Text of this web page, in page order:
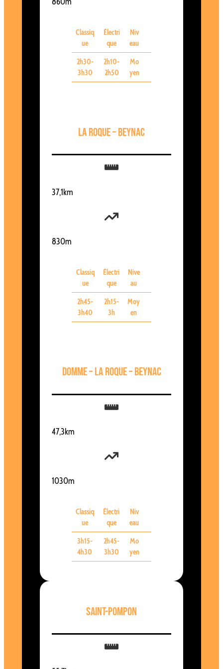
Classiq
ue
Électri
que
Niv
eau
2h30-
3h30
2h10-
2h50
Mo
yen
La Roque – Beynac
37,1km
830m
Classiq
ue
Électri
que
Nive
au
2h45-
3h40
2h15-
3h
Moy
en
Domme – La Roque – Beynac
47,3km
1030m
Classiq
ue
Électri
que
Niv
eau
3h15-
4h30
2h45-
3h30
Mo
yen
Saint-Pompon